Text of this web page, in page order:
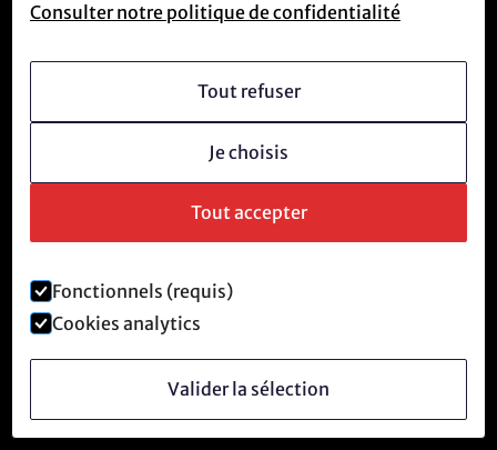
Devenir membre
©2026Anti-Tech Revolution.
Mentions légales et politique de confidentialité
Consulter notre politique de confidentialité
Tout refuser
Je choisis
Tout accepter
Fonctionnels (requis)
Cookies analytics
Valider la sélection